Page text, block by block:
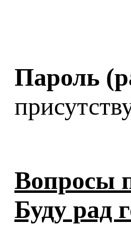
Пароль
Вопросы
Буду рад